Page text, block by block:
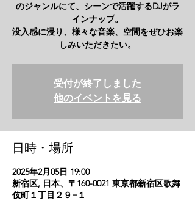
のジャンルにて、シーンで活躍するDJがラ
インナップ。
没入感に浸り、様々な音楽、空間をぜひお楽
しみいただきたい。
受付が終了しました
他のイベントを見る
日時・場所
2025年2月05日 19:00
新宿区, 日本、〒160-0021 東京都新宿区歌舞
伎町１丁目２９−１